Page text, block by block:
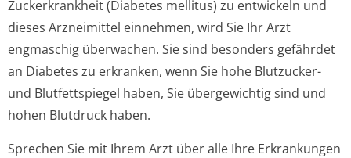
Zuckerkrankheit (Diabetes mellitus) zu entwickeln und
dieses Arzneimittel einnehmen, wird Sie Ihr Arzt
engmaschig überwachen. Sie sind besonders gefährdet
an Diabetes zu erkranken, wenn Sie hohe Blutzucker-
und Blutfettspiegel haben, Sie übergewichtig sind und
hohen Blutdruck haben.
Sprechen Sie mit Ihrem Arzt über alle Ihre Erkrankungen